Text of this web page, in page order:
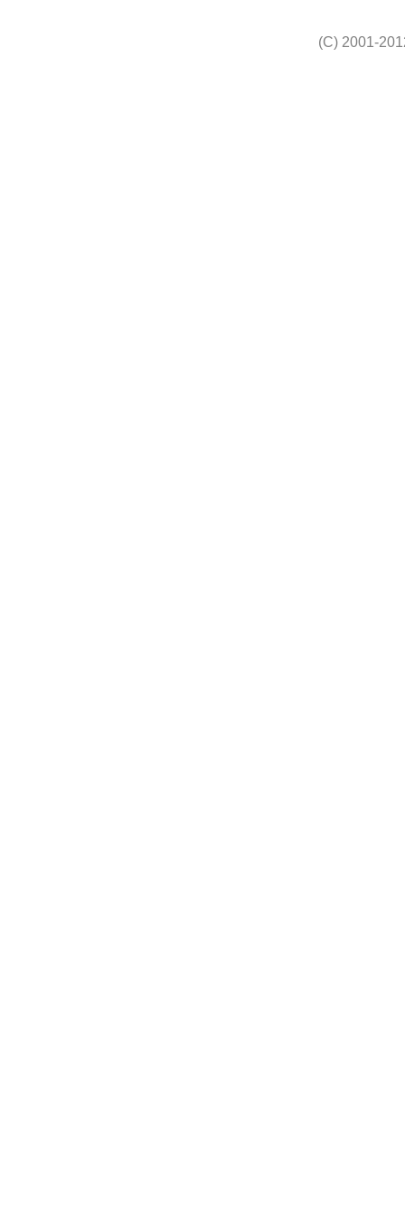
(C) 2001-